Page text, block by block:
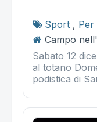
Sport , Per
Campo
Sabato 12
al totano
podistica di